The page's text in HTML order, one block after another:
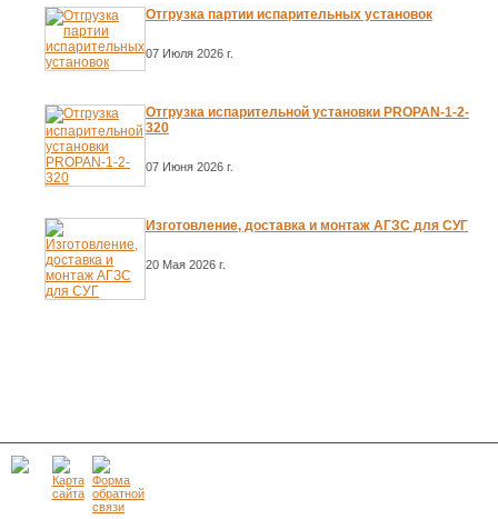
Отгрузка партии испарительных установок
07 Июля 2026 г.
Отгрузка испарительной установки PROPAN-1-2-
320
07 Июня 2026 г.
Изготовление, доставка и монтаж АГЗС для СУГ
20 Мая 2026 г.